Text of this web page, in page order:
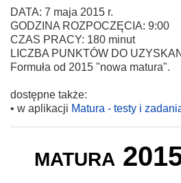
DATA: 7 maja 2015 r.
GODZINA ROZPOCZĘCIA: 9:00
CZAS PRACY: 180 minut
LICZBA PUNKTÓW DO
Formuła od 2015 "nowa matura".
dostępne także:
• w aplikacji Matura - testy i
matura